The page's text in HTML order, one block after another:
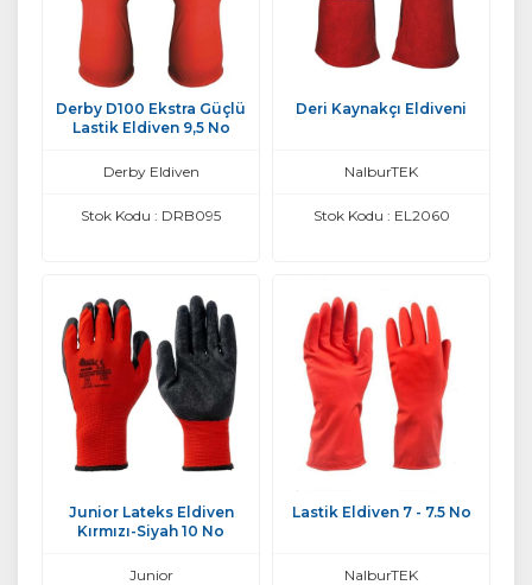
Derby D100 Ekstra Güçlü
Lastik Eldiven 9,5 No
Derby Eldiven
Stok Kodu : DRB095
Deri Kaynakçı Eldiveni
NalburTEK
Stok Kodu : EL2060
Junior Lateks Eldiven
Kırmızı-Siyah 10 No
Junior
Lastik Eldiven 7 - 7.5 No
NalburTEK